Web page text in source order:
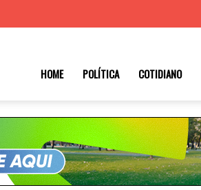
HOME POLÍTICA COTIDIANO